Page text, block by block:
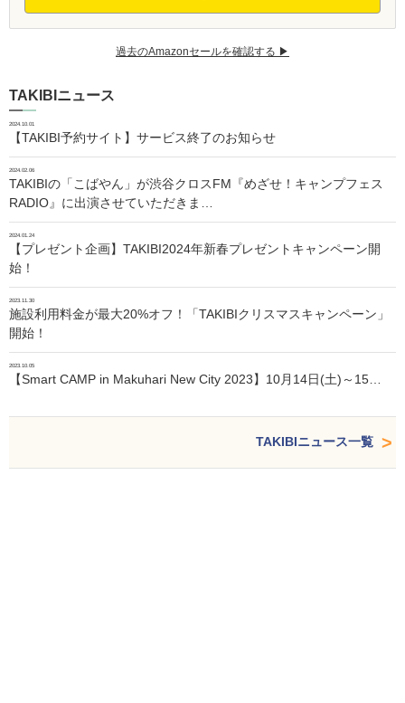
過去のAmazonセールを確認する ▶︎
TAKIBIニュース
2024.10.01
【TAKIBI予約サイト】サービス終了のお知らせ
2024.02.06
TAKIBIの「こばやん」が渋谷クロスFM『めざせ！キャンプフェス
RADIO』に出演させていただきま…
2024.01.24
【プレゼント企画】TAKIBI2024年新春プレゼントキャンペーン開
始！
2023.11.30
施設利用料金が最大20%オフ！「TAKIBIクリスマスキャンペーン」
開始！
2023.10.05
【Smart CAMP in Makuhari New City 2023】10月14日(土)～15…
TAKIBIニュース一覧